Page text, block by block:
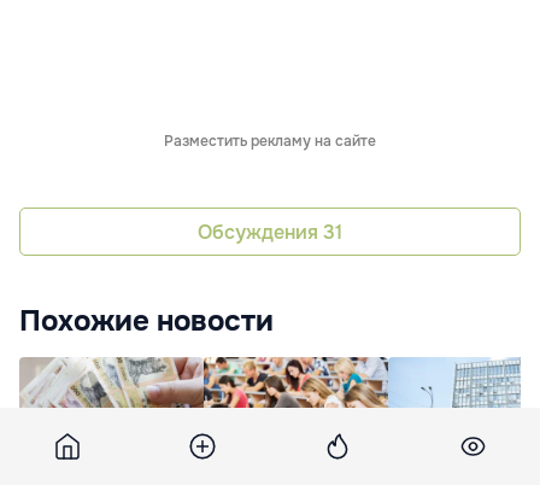
Разместить рекламу на сайте
Обсуждения 31
Похожие новости